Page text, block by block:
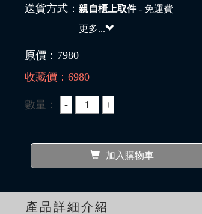
送貨方式：親自櫃上取件- 免運費
更多...
原價： 7980
收藏價：6980
數量：
加入購物車
產品詳細介紹